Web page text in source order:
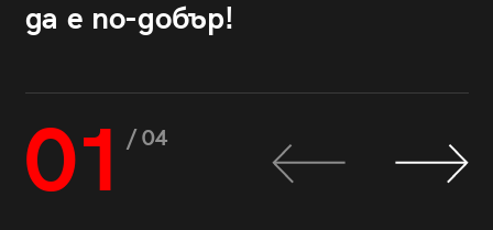
да е по-добър!
01 / 04